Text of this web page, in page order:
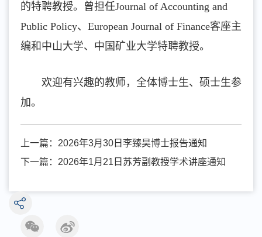
的特聘教授。曾担任Journal of Accounting and
Public Policy、European Journal of Finance客座主
编和中山大学、中国矿业大学特聘教授。
欢迎有兴趣的教师，全体博士生、硕士生参
加。
上一篇： 2026年3月30日李臻昊博士报告通知
下一篇： 2026年1月21日苏芳副教授学术讲座通知